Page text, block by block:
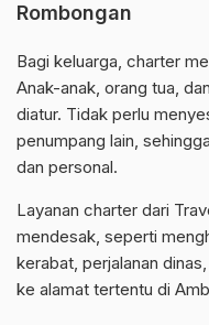
Rombongan
Bagi keluarga, charter
Anak-anak, orang tua,
diatur. Tidak perlu
penumpang lain,
dan personal.
Layanan charter dari
mendesak, seperti
kerabat, perjalanan
ke alamat tertentu di